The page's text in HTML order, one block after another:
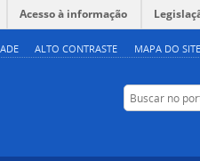
ALTO CONTRASTE MAPA DO SITE
Acesso à informação
Buscar no portal